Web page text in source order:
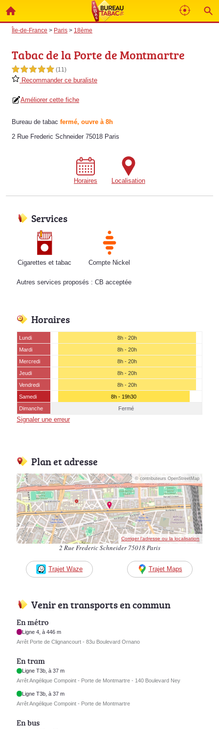
Île-de-France > Paris > 18ème
Tabac de la Porte de Montmartre
5,0 étoiles sur 5 (11)
Recommander ce buraliste
Améliorer cette fiche
Bureau de tabac fermé, ouvre à 8h
2 Rue Frederic Schneider 75018 Paris
Horaires Localisation
Services
Cigarettes et tabac Compte Nickel
Autres services proposés : CB acceptée
Horaires
Lundi
8h - 20h
Mardi
8h - 20h
Mercredi
8h - 20h
Jeudi
8h - 20h
Vendredi
8h - 20h
Samedi
8h - 19h30
Dimanche
Fermé
Signaler une erreur
Plan et adresse
© contributeurs OpenStreetMap
Corriger l’adresse ou la localisation
2 Rue Frederic Schneider 75018 Paris
Trajet Waze Trajet Maps
Venir en transports en commun
En métro
Ligne 4, à 446 m
Arrêt Porte de Clignancourt - 83u Boulevard Ornano
En tram
Ligne T3b, à 37 m
Arrêt Angélique Compoint - Porte de Montmartre - 140 Boulevard Ney
Ligne T3b, à 37 m
Arrêt Angélique Compoint - Porte de Montmartre
En bus